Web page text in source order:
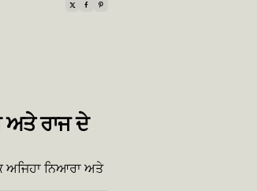
ਅਤੇ ਰਾਜ ਦੇ
ਅਜਿਹਾ ਨਿਆਰਾ ਅਤੇ